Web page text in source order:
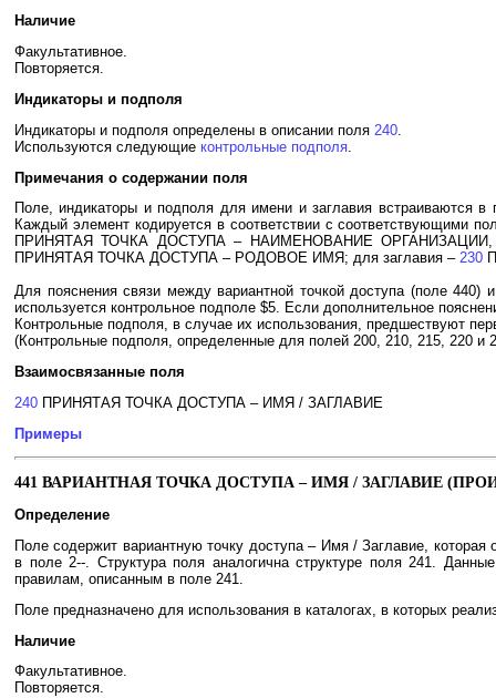
Наличие
Факультативное.
Повторяется.
Индикаторы и подполя
Индикаторы и подполя определены в описании поля 240
Используются следующие контрольные подполя
Примечания о содержании поля
Поле, индикаторы и подполя для имени и заглавия встраиваются
Каждый элемент кодируется в соответствии с соответствующими
ПРИНЯТАЯ ТОЧКА ДОСТУПА – НАИМЕНОВАНИЕ
ПРИНЯТАЯ ТОЧКА ДОСТУПА – РОДОВОЕ ИМЯ; для заглавия – 230
Для пояснения связи между вариантной точкой доступа (поле
используется контрольное подполе $5. Если дополнительное
Контрольные подполя, в случае их использования, предшествуют
(Контрольные подполя, определенные для полей 200, 210, 215, 220 и
Взаимосвязанные поля
240 ПРИНЯТАЯ ТОЧКА ДОСТУПА – ИМЯ / ЗАГЛАВИЕ
Примеры
441 ВАРИАНТНАЯ ТОЧКА ДОСТУПА – ИМЯ / ЗАГЛАВИЕ
Определение
Поле содержит вариантную точку доступа – Имя / Заглавие,
в поле 2--. Структура поля аналогична структуре поля 241.
правилам, описанным в поле 241.
Поле предназначено для использования в каталогах, в которых
Наличие
Факультативное.
Повторяется.